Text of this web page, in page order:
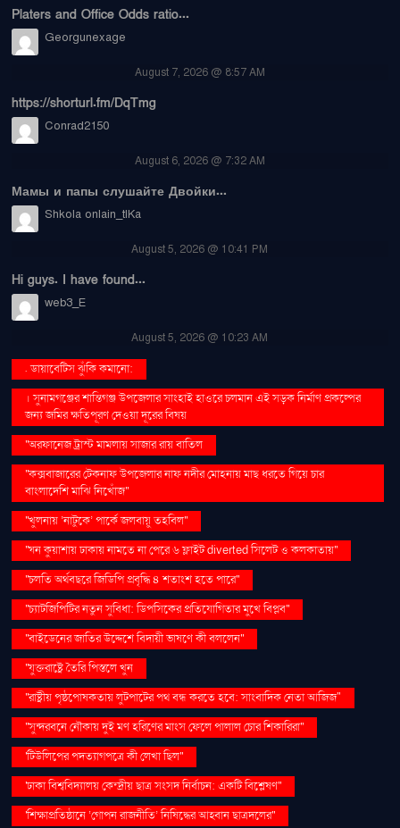
Platers and Office Odds ratio...
Georgunexage
August 7, 2026 @ 8:57 AM
https://shorturl.fm/DqTmg
Conrad2150
August 6, 2026 @ 7:32 AM
Мамы и папы слушайте Двойки...
Shkola onlain_tlKa
August 5, 2026 @ 10:41 PM
Hi guys. I have found...
web3_E
August 5, 2026 @ 10:23 AM
. ডায়াবেটিস ঝুঁকি কমানো:
। সুনামগঞ্জের শান্তিগঞ্জ উপজেলার সাংহাই হাওরে চলমান এই সড়ক নির্মাণ প্রকল্পের
জন্য জমির ক্ষতিপূরণ দেওয়া দূরের বিষয়
''অরফানেজ ট্রাস্ট মামলায় সাজার রায় বাতিল
''কক্সবাজারের টেকনাফ উপজেলার নাফ নদীর মোহনায় মাছ ধরতে গিয়ে চার
বাংলাদেশি মাঝি নিখোঁজ''
''খুলনায় ‘নাটুকে’ পার্কে জলবায়ু তহবিল''
''ঘন কুয়াশায় ঢাকায় নামতে না পেরে ৬ ফ্লাইট diverted সিলেট ও কলকাতায়''
''চলতি অর্থবছরে জিডিপি প্রবৃদ্ধি ৪ শতাংশ হতে পারে''
''চ্যাটজিপিটির নতুন সুবিধা: ডিপসিকের প্রতিযোগিতার মুখে বিপ্লব''
''বাইডেনের জাতির উদ্দেশে বিদায়ী ভাষণে কী বললেন''
''যুক্তরাষ্ট্রে তৈরি পিস্তলে খুন
''রাষ্ট্রীয় পৃষ্ঠপোষকতায় লুটপাটের পথ বন্ধ করতে হবে: সাংবাদিক নেতা আজিজ"
''সুন্দরবনে নৌকায় দুই মণ হরিণের মাংস ফেলে পালাল চোর শিকারিরা''
'টিউলিপের পদত্যাগপত্রে কী লেখা ছিল''
'ঢাকা বিশ্ববিদ্যালয় কেন্দ্রীয় ছাত্র সংসদ নির্বাচন: একটি বিশ্লেষণ''
'শিক্ষাপ্রতিষ্ঠানে ‘গোপন রাজনীতি’ নিষিদ্ধের আহ্বান ছাত্রদলের''